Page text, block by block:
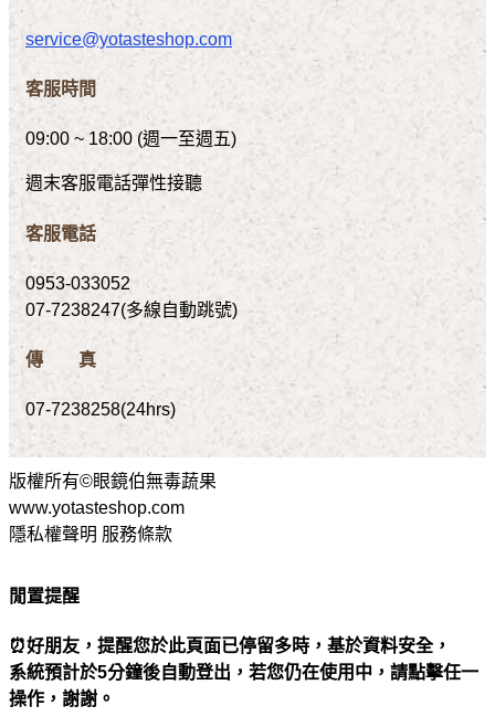
service@yotasteshop.com
客服時間
09:00 ~ 18:00 (週一至週五)
週末客服電話彈性接聽
客服電話
0953-033052
07-7238247(多線自動跳號)
傳 真
07-7238258(24hrs)
版權所有©眼鏡伯無毒蔬果
www.yotasteshop.com
隱私權聲明 服務條款
閒置提醒
⏰好朋友，提醒您於此頁面已停留多時，基於資料安全，
系統預計於5分鐘後自動登出，若您仍在使用中，請點擊任一
操作，謝謝。